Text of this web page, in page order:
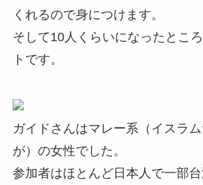
くれるので身につけます。
そして10人くらいになったとこ
トです。
ガイドさんはマレー系（イスラ
が）の女性でした。
参加者はほとんど日本人で一部